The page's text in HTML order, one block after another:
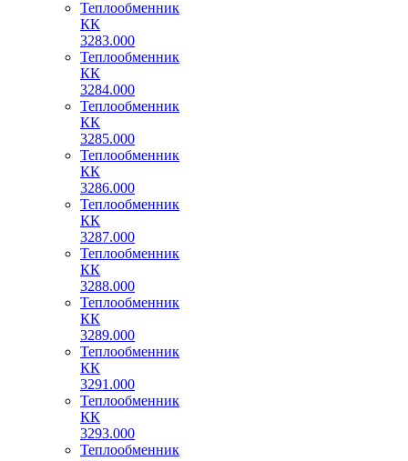
Теплообменник
КК
3283.000
Теплообменник
КК
3284.000
Теплообменник
КК
3285.000
Теплообменник
КК
3286.000
Теплообменник
КК
3287.000
Теплообменник
КК
3288.000
Теплообменник
КК
3289.000
Теплообменник
КК
3291.000
Теплообменник
КК
3293.000
Теплообменник